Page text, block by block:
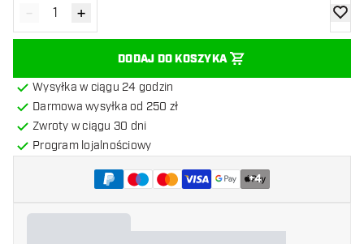
Zmniejsz ilość
- Zwiększ ilość
+
DODAJ DO KOSZYKA
Wysyłka w ciągu 24 godzin
Darmowa wysyłka od 250 zł
Zwroty w ciągu 30 dni
Program lojalnościowy
+4